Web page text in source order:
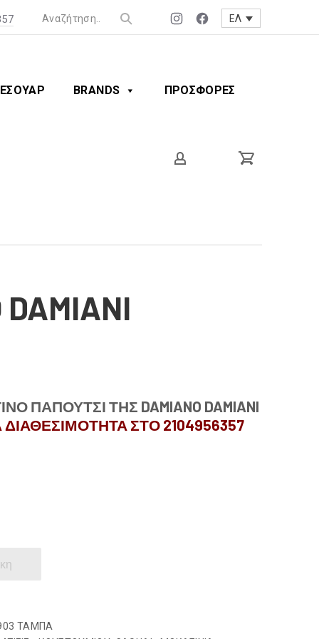
Νέο
Νέο
ΕΛ
BRANDS ΠΡΟΣΦΟΡΕΣ
DAMIANI
ΠΑΠΟΥΤΣΙ ΤΗΣ DAMIANO DAMIANI
ΣΤΟ 2104956357
ΤΑΜΠΑ